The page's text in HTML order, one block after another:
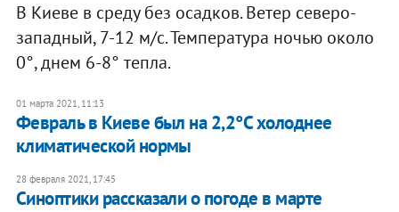
В Киеве в среду без осадков. Ветер северо-
западный, 7-12 м/с. Температура ночью около
0°, днем 6-8° тепла.
01 марта 2021, 11:13
Февраль в Киеве был на 2,2°С холоднее
климатической нормы
28 февраля 2021, 17:45
Синоптики рассказали о погоде в марте